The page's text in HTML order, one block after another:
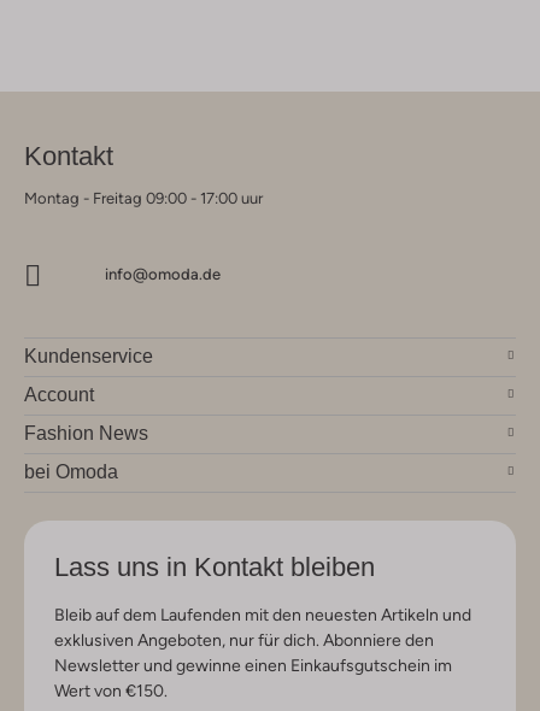
Kontakt
Montag - Freitag 09:00 - 17:00 uur
info@omoda.de
Kundenservice
Account
Fashion News
bei Omoda
Lass uns in Kontakt bleiben
Bleib auf dem Laufenden mit den neuesten Artikeln und
exklusiven Angeboten, nur für dich. Abonniere den
Newsletter und gewinne einen Einkaufsgutschein im
Wert von €150.